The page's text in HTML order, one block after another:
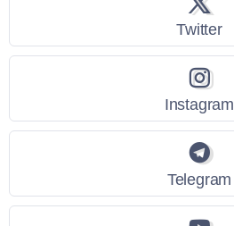
Twitter
Instagram
Telegram